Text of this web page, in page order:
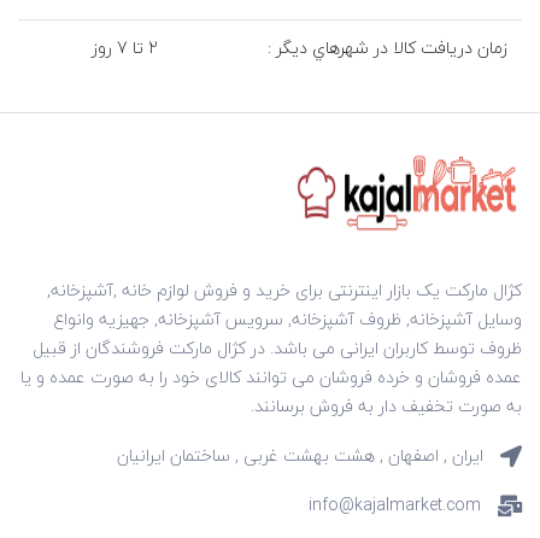
زمان دريافت کالا در شهرهاي ديگر : 2 تا 7 روز
کژال مارکت یک بازار اینترنتی برای خرید و فروش لوازم خانه ,آشپزخانه,
وسایل آشپزخانه, ظروف آشپزخانه, سرویس آشپزخانه, جهیزیه وانواع
ظروف توسط کاربران ایرانی می باشد. در کژال مارکت فروشندگان از قبیل
عمده فروشان و خرده فروشان می توانند کالای خود را به صورت عمده و یا
به صورت تخفیف دار به فروش برسانند.
ایران , اصفهان , هشت بهشت غربی , ساختمان ایرانیان
info@kajalmarket.com